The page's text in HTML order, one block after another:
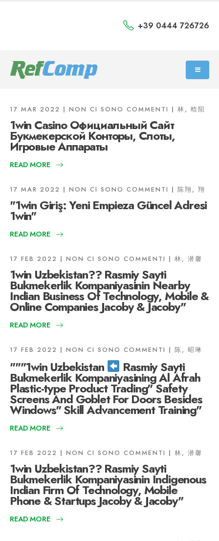
+39 0444 726726
17 MAR 2022 NON CI SONO COMMENTI 林, 晗阳
1win Casino Официальный Сайт
Букмекерской Конторы, Слоты,
Игровые Аппараты
READ MORE
17 MAR 2022 NON CI SONO COMMENTI 陈翔, 翔
"1win Giriş: Yeni Empieza Güncel Adresi
1win"
READ MORE
17 FEB 2022 NON CI SONO COMMENTI 林, 潜馨
1win Uzbekistan?? Rasmiy Sayti
Bukmekerlik Kompaniyasinin Nearby
Indian Business Of Technology, Mobile &
Online Companies Jacoby & Jacoby"
READ MORE
17 FEB 2022 NON CI SONO COMMENTI 陈, 昭琳
"""1win Uzbekistan Rasmiy Sayti
Bukmekerlik Kompaniyasining Al Afrah
Plastic-type Product Trading" Safety
Screens And Goblet For Doors Besides
Windows" Skill Advancement Training"
READ MORE
17 FEB 2022 NON CI SONO COMMENTI 林, 潜馨
1win Uzbekistan?? Rasmiy Sayti
Bukmekerlik Kompaniyasinin Indigenous
Indian Firm Of Technology, Mobile
Phone & Startups Jacoby & Jacoby"
READ MORE